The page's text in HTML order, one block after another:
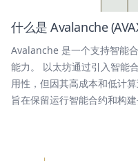
什么是 Avalanche
Avalanche 是一个支持智能
能力。 以太坊通过引入智能
用性，但因其高成本和低计
旨在保留运行智能合约和构